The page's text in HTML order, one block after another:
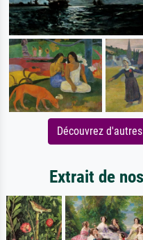
Découvrez
Extrait de